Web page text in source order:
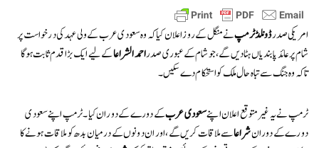
امریکی صدرڈونلڈ ٹرمپنے منگل کے روز اعلان کیا کہ وہ سعودی عرب کے ولی عہد کی درخواست پر
شام پر عائد پابندیاں ہٹا دیں گے، جو شام کے عبوری صدراحمد الشراعاکے لیے ایک بڑا قدم ثابت ہوگا
تاکہ وہ جنگ سے تباہ حال ملک کو استحکام دے سکیں۔
ٹرمپ نے یہ غیر متوقع اعلان اپنےسعودی عربکے دورے کے دوران کیا۔ ٹرمپ اپنے سعودی
دورے کے دورانشراعاسے ملاقات کریں گے، اور ان دونوں کے درمیان بدھ کو ملاقات ہونے کا